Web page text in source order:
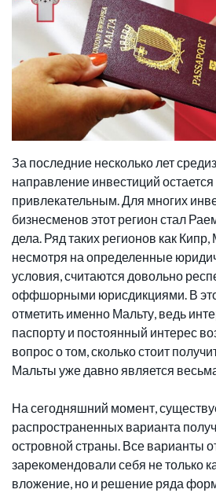
За последние несколько лет
направление инвестиций
привлекательным. Для многих
бизнесменов этот регион стал
дела. Ряд таких регионов как
несмотря на определенные
условия, считаются довольно
оффшорными юрисдикциями. В
отметить именно Мальту, ведь
паспорту и постоянный интерес
вопрос о том, сколько стоит
Мальты уже давно является
На сегодняшний момент,
распространенных варианта
островной страны. Все варианты
зарекомендовали себя не только
вложение, но и решение ряда